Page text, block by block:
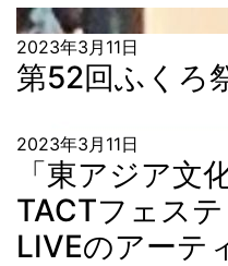
2023年3月11日
第52回ふくろ
2023年3月11日
「東アジア文
TACTフェス
LIVEのアーテ